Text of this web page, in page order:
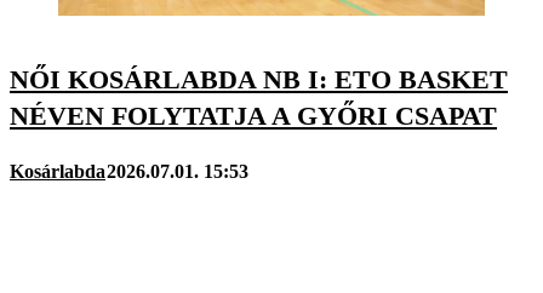
NŐI KOSÁRLABDA NB I: ETO BASKET
NÉVEN FOLYTATJA A GYŐRI CSAPAT
Kosárlabda2026.07.01. 15:53